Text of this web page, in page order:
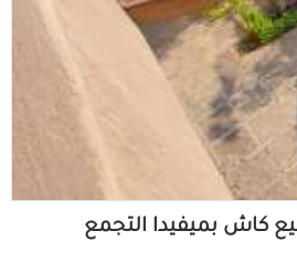
560م للبيع كاش بميفيدا التجمع